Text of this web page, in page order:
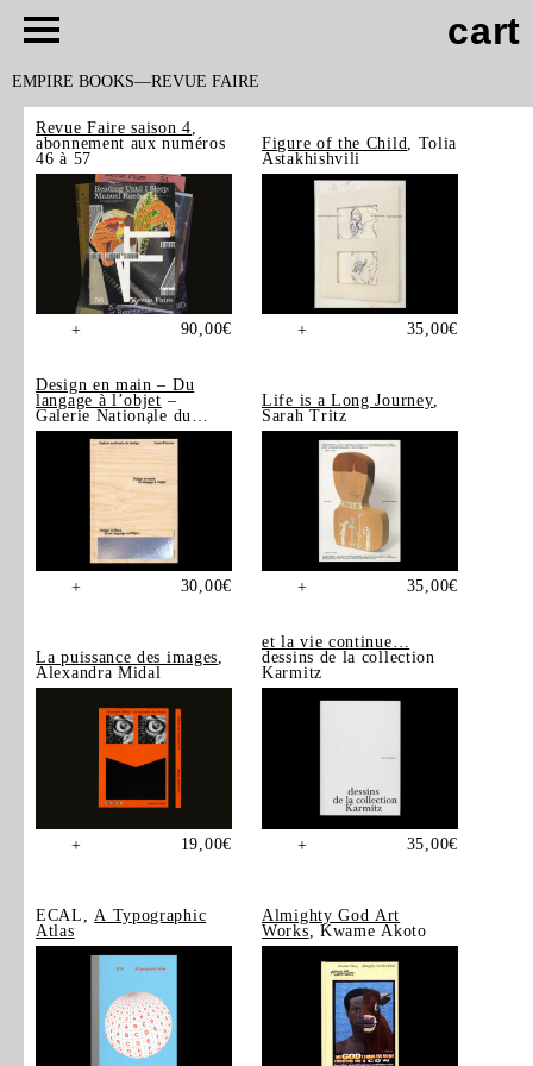
cart
EMPIRE BOOKS REVUE FAIRE
Revue Faire saison 4
abonnement aux numéros
46 à 57
+ 90,00€
Figure of the Child
, Tolia
Astakhishvili
+ 35,00€
Design en main – Du
langage à l’objet –
Galerie Nationale du
Design, Saint-Étienne
+ 30,00€
Life is a Long Journey,
Sarah Tritz
+ 35,00€
La puissance des images,
Alexandra Midal
+ 19,00€
et la vie continue…
dessins de la collection
Karmitz
+ 35,00€
ECAL, A Typographic
Atlas
Almighty God Art
Works , Kwame Akoto